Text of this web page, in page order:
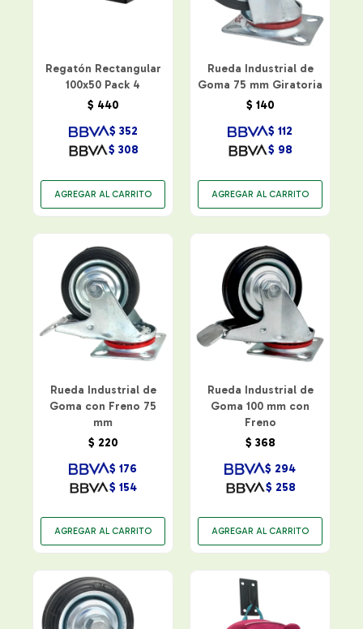
Regatón Rectangular
100x50 Pack 4
$ 440
$ 308
$ 352
Rueda Industrial de
Goma 75 mm Giratoria
$ 140
$ 98
$ 112
Rueda Industrial de
Goma con Freno 75
mm
$ 220
$ 154
$ 176
Rueda Industrial de
Goma 100 mm con
Freno
$ 368
$ 258
$ 294